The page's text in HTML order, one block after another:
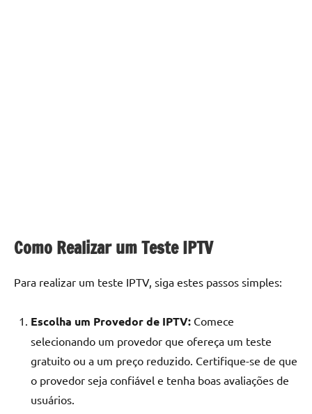
Como Realizar um Teste IPTV
Para realizar um teste IPTV, siga estes passos simples:
Escolha um Provedor de IPTV: Comece
selecionando um provedor que ofereça um teste
gratuito ou a um preço reduzido. Certifique-se de que
o provedor seja confiável e tenha boas avaliações de
usuários.